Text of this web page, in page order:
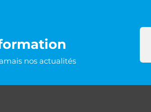
nos actualités